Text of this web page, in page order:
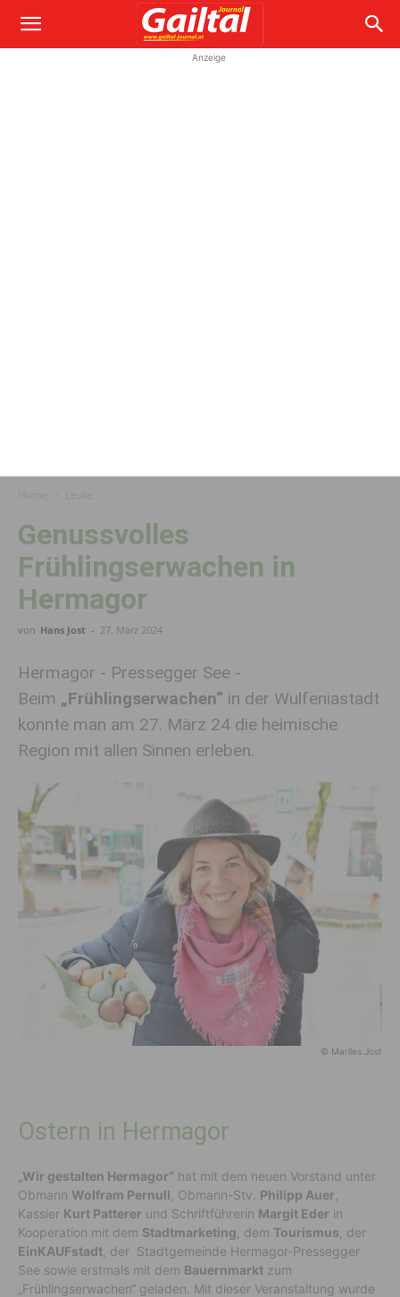
Anzeige
Genussvolles
Frühlingserwachen in
Hermagor
von Hans Jost - 27. März 2024
Hermagor - Pressegger See -
Beim „Frühlingserwachen“ in der Wulfeniastadt
konnte man am 27. März 24 die heimische
Region mit allen Sinnen erleben.
© Marlies Jost
Ostern in Hermagor
„Wir gestalten Hermagor“ hat mit dem neuen Vorstand unter
Obmann Wolfram Pernull , Obmann-Stv. Philipp Auer
Kassier Kurt Patterer und Schriftführerin Margit Eder in
Kooperation mit dem Stadtmarketing , dem Tourismus , der
EinKAUFstadt , der Stadtgemeinde Hermagor-Pressegger
See sowie erstmals mit dem Bauernmarkt zum
„Frühlingserwachen“ geladen. Mit dieser Veranstaltung wurde